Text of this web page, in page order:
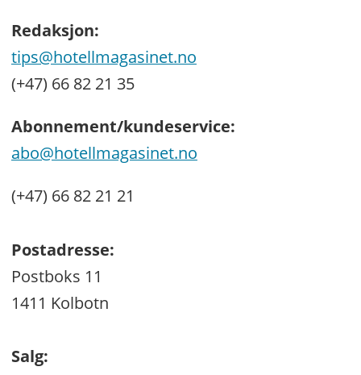
Redaksjon:
tips@hotellmagasinet.no
(+47) 66 82 21 35
Abonnement/kundeservice:
abo@hotellmagasinet.no
(+47) 66 82 21 21
Postadresse:
Postboks 11
1411 Kolbotn
Salg: